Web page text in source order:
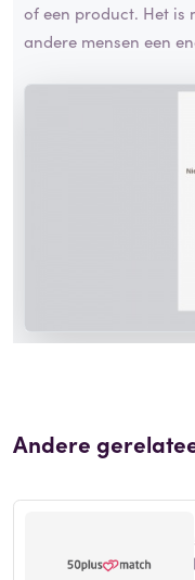
of een product. Het is
andere mensen een
Andere